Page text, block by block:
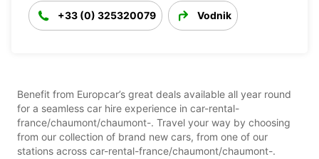
+33 (0) 325320079 Vodnik
Benefit from Europcar’s great deals available all year round
for a seamless car hire experience in car-rental-
france/chaumont/chaumont-. Travel your way by choosing
from our collection of brand new cars, from one of our
stations across car-rental-france/chaumont/chaumont-.